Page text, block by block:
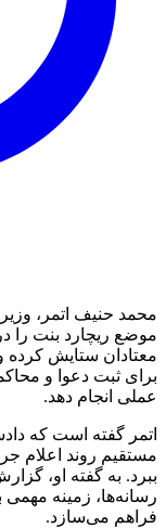
محمد حنیف اتمر،
موضع ریچارد بنت را
معتادان ستایش کرده
برای ثبت دعوا و
عملی انجام دهد.
اتمر گفته است که
مستقیم روند اعلام
ببرد. به گفته او،
رسانه‌ها، زمینه
فراهم می‌سازد.